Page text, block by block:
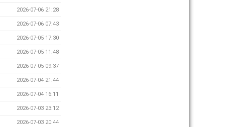
2026-07-06 21:28
2026-07-06 07:43
2026-07-05 17:30
2026-07-05 11:48
2026-07-05 09:37
2026-07-04 21:44
2026-07-04 16:11
2026-07-03 23:12
2026-07-03 20:44